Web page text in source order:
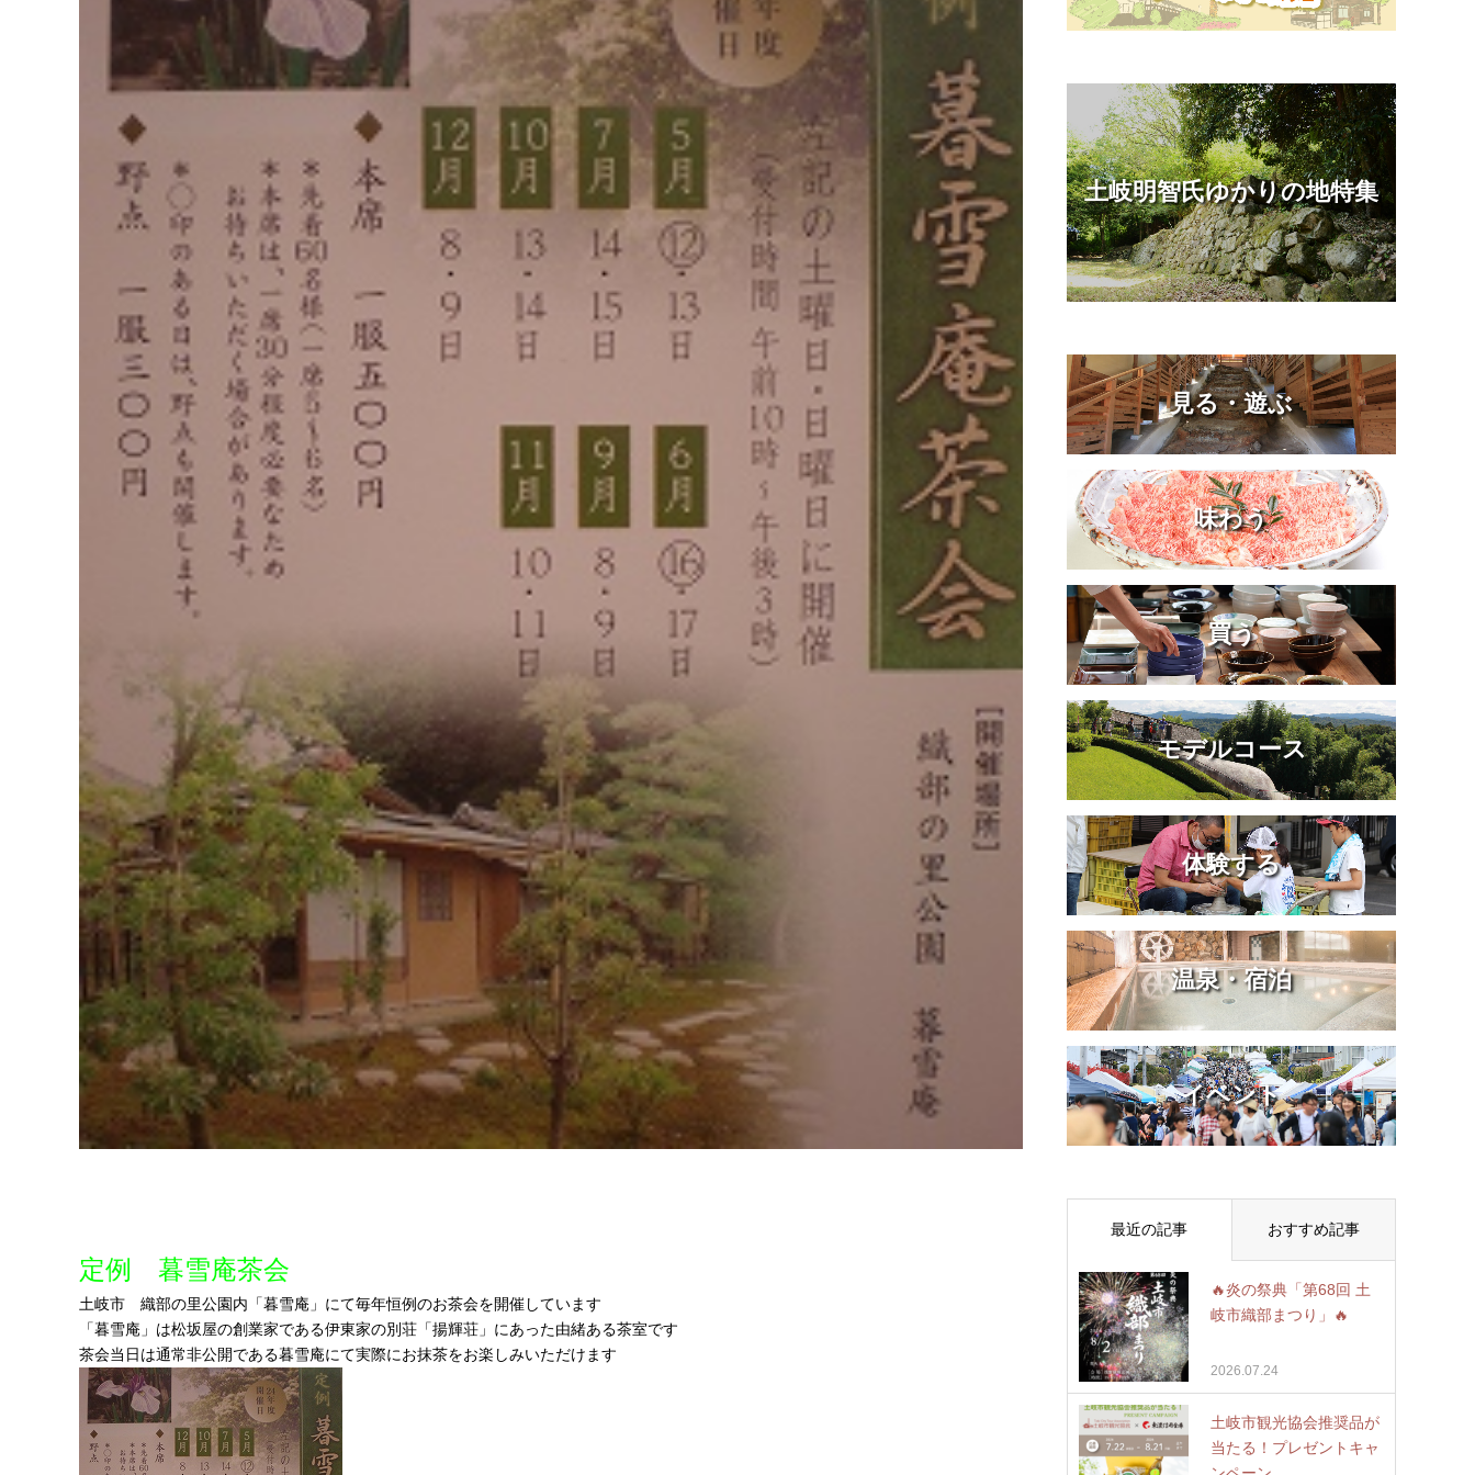
定例 暮雪庵茶会
土岐市 織部の里公園内「暮雪庵」にて毎年恒例のお茶会を開催しています
「暮雪庵」は松坂屋の創業家である伊東家の別荘「揚輝荘」にあった由緒ある茶室です
茶会当日は通常非公開である暮雪庵にて実際にお抹茶をお楽しみいただけます
土岐明智氏ゆかりの地特集
見る・遊ぶ
味わう
買う
モデルコース
体験する
温泉・宿泊
イベント
最近の記事 おすすめ記事
🔥炎の祭典「第68回 土
岐市織部まつり」🔥
2026.07.24
土岐市観光協会推奨品が
当たる！プレゼントキャ